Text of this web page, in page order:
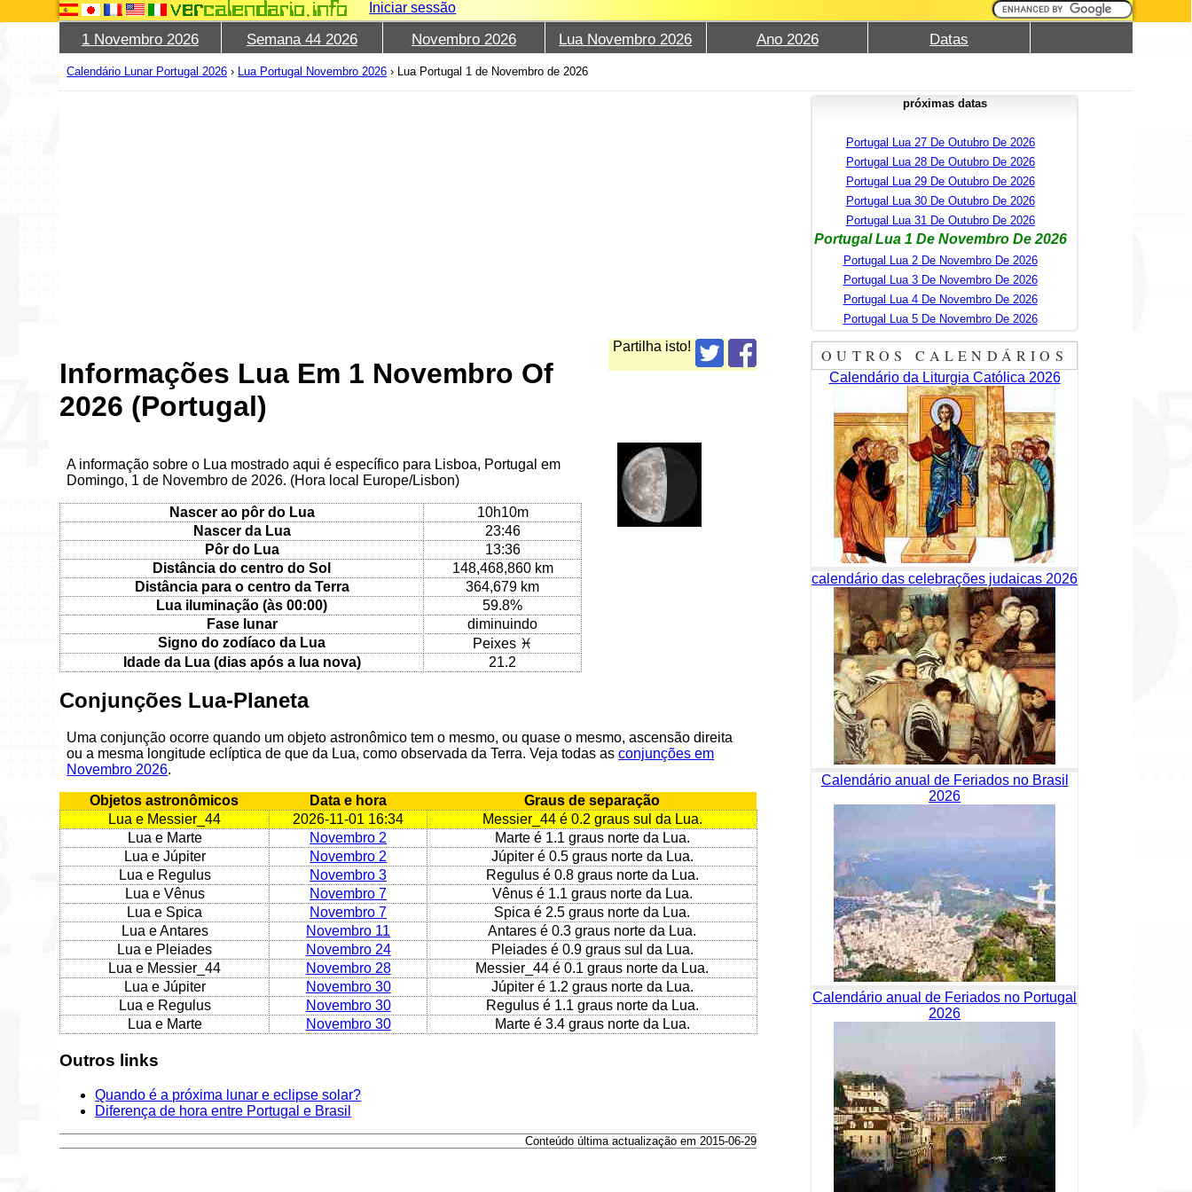
Iniciar sessão
1 Novembro 2026 Semana 44 2026 Novembro 2026 Lua Novembro 2026 Ano 2026 Datas
Calendário Lunar Portugal 2026 › Lua Portugal Novembro 2026 › Lua Portugal 1 de Novembro de 2026
Partilha isto!
Informações Lua Em 1 Novembro Of
2026 (Portugal)
A informação sobre o Lua mostrado aqui é específico para Lisboa, Portugal em
Domingo, 1 de Novembro de 2026. (Hora local Europe/Lisbon)
Nascer ao pôr do Lua
10h10m
Nascer da Lua
23:46
Pôr do Lua
13:36
Distância do centro do Sol
148,468,860 km
Distância para o centro da Terra
364,679 km
Lua iluminação (às 00:00)
59.8%
Fase lunar
diminuindo
Signo do zodíaco da Lua
Peixes ♓
Idade da Lua (dias após a lua nova)
21.2
Conjunções Lua-Planeta
Uma conjunção ocorre quando um objeto astronômico tem o mesmo, ou quase o mesmo, ascensão direita
ou a mesma longitude eclíptica de que da Lua, como observada da Terra. Veja todas asconjunções em
Novembro 2026.
Objetos astronômicos Data e hora
Graus de separação
Lua e Messier_44
2026-11-01 16:34
Messier_44 é 0.2 graus sul da Lua.
Lua e Marte
Novembro 2
Marte é 1.1 graus norte da Lua.
Lua e Júpiter
Novembro 2
Júpiter é 0.5 graus norte da Lua.
Lua e Regulus
Novembro 3
Regulus é 0.8 graus norte da Lua.
Lua e Vênus
Novembro 7
Vênus é 1.1 graus norte da Lua.
Lua e Spica
Novembro 7
Spica é 2.5 graus norte da Lua.
Lua e Antares
Novembro 11
Antares é 0.3 graus norte da Lua.
Lua e Pleiades
Novembro 24
Pleiades é 0.9 graus sul da Lua.
Lua e Messier_44
Novembro 28
Messier_44 é 0.1 graus norte da Lua.
Lua e Júpiter
Novembro 30
Júpiter é 1.2 graus norte da Lua.
Lua e Regulus
Novembro 30
Regulus é 1.1 graus norte da Lua.
Lua e Marte
Novembro 30 Marte é 3.4 graus norte da Lua.
Outros links
Quando é a próxima lunar e eclipse solar?
Diferença de hora entre Portugal e Brasil
Conteúdo última actualização em 2015-06-29
próximas datas
Portugal Lua 27 De Outubro De 2026
Portugal Lua 28 De Outubro De 2026
Portugal Lua 29 De Outubro De 2026
Portugal Lua 30 De Outubro De 2026
Portugal Lua 31 De Outubro De 2026
Portugal Lua 1 De Novembro De 2026
Portugal Lua 2 De Novembro De 2026
Portugal Lua 3 De Novembro De 2026
Portugal Lua 4 De Novembro De 2026
Portugal Lua 5 De Novembro De 2026
OUTROS CALENDÁRIOS
Calendário da Liturgia Católica 2026
calendário das celebrações judaicas 2026
Calendário anual de Feriados no Brasil
2026
Calendário anual de Feriados no Portugal
2026